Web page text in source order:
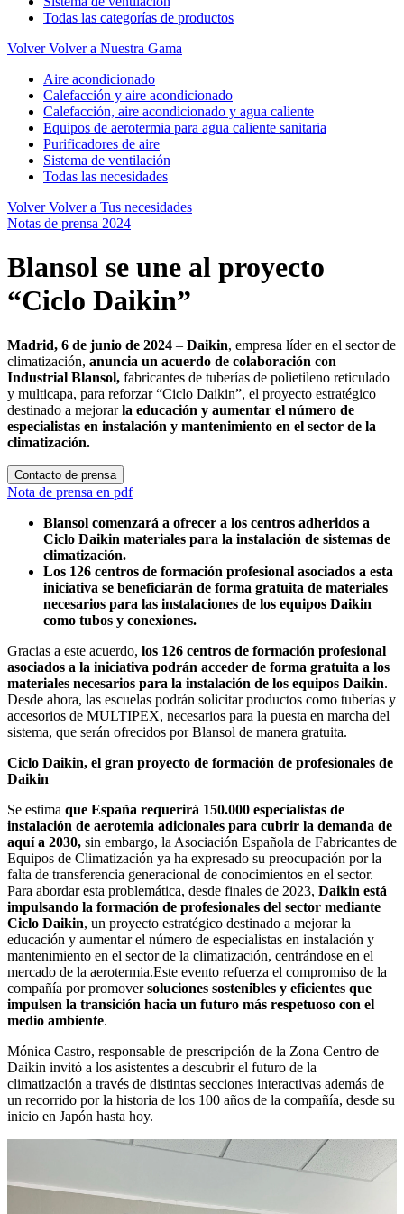
Todas las categorías de productos
Volver Volver a Nuestra Gama
Aire acondicionado
Calefacción y aire acondicionado
Calefacción, aire acondicionado y agua caliente
Equipos de aerotermia para agua caliente sanitaria
Purificadores de aire
Sistema de ventilación
Todas las necesidades
Volver Volver a Tus necesidades
Notas de prensa 2024
Blansol se une al proyecto
“Ciclo Daikin”
Madrid, 6 de junio de 2024 – Daikin, empresa líder en el sector de
climatización, anuncia un acuerdo de colaboración con
Industrial Blansol, fabricantes de tuberías de polietileno reticulado
y multicapa, para reforzar “Ciclo Daikin”, el proyecto estratégico
destinado a mejorarla educación y aumentar el número de
especialistas en instalación y mantenimiento en el sector de la
climatización.
Contacto de prensa
Nota de prensa en pdf
Blansol comenzará a ofrecer a los centros adheridos a
Ciclo Daikin materiales para la instalación de sistemas de
climatización.
Los 126 centros de formación profesional asociados a esta
iniciativa se beneficiarán de forma gratuita de materiales
necesarios para las instalaciones de los equipos Daikin
como tubos y conexiones.
Gracias a este acuerdo, los 126 centros de formación profesional
asociados a la iniciativa podrán acceder de forma gratuita a los
materiales necesarios para la instalación de los equipos Daikin.
Desde ahora, las escuelas podrán solicitar productos como tuberías y
accesorios de MULTIPEX, necesarios para la puesta en marcha del
sistema, que serán ofrecidos por Blansol de manera gratuita.
Ciclo Daikin, el gran proyecto de formación de profesionales de
Daikin
Se estima que España requerirá 150.000 especialistas de
instalación de aerotemia adicionales para cubrir la demanda de
aquí a 2030, sin embargo, la Asociación Española de Fabricantes de
Equipos de Climatización ya ha expresado su preocupación por la
falta de transferencia generacional de conocimientos en el sector.
Para abordar esta problemática, desde finales de 2023, Daikin está
impulsando la formación de profesionales del sector mediante
Ciclo Daikin, un proyecto estratégico destinado a mejorar la
educación y aumentar el número de especialistas en instalación y
mantenimiento en el sector de la climatización, centrándose en el
mercado de la aerotermia.Este evento refuerza el compromiso de la
compañía por promoversoluciones sostenibles y eficientes que
impulsen la transición hacia un futuro más respetuoso con el
medio ambiente.
Mónica Castro, responsable de prescripción de la Zona Centro de
Daikin invitó a los asistentes a descubrir el futuro de la
climatización a través de distintas secciones interactivas además de
un recorrido por la historia de los 100 años de la compañía, desde su
inicio en Japón hasta hoy.